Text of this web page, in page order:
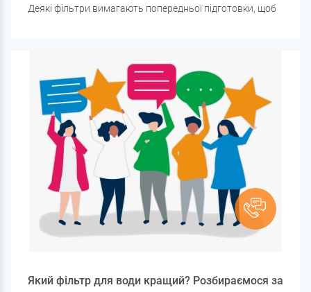
Деякі фільтри вимагають попередньої підготовки, щоб
Який фільтр для води кращий? Розбираємося за